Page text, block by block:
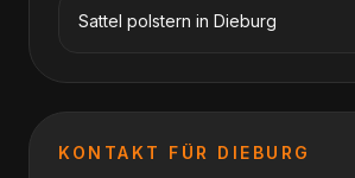
Sattel polstern in Dieburg
KONTAKT FÜR DIEBURG